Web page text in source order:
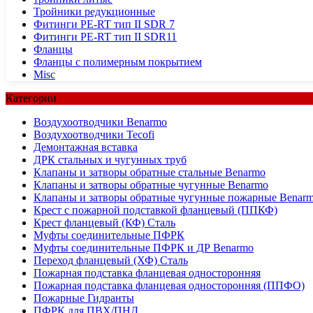
Тройники редукционные
Фитинги PE-RT тип II SDR 7
Фитинги PE-RT тип II SDR11
Фланцы
Фланцы с полимерным покрытием
Misc
Категории
Воздухоотводчики Benarmo
Воздухоотводчики Tecofi
Демонтажная вставка
ДРК стальных и чугунных труб
Клапаны и затворы обратные стальные Benarmo
Клапаны и затворы обратные чугунные Benarmo
Клапаны и затворы обратные чугунные пожарные
Крест с пожарной подставкой фланцевый (ППКФ)
Крест фланцевый (КФ) Сталь
Муфты соединительные ПФРК
Муфты соединительные ПФРК и ДР Benarmo
Переход фланцевый (ХФ) Сталь
Пожарная подставка фланцевая односторонняя
Пожарная подставка фланцевая односторонняя (ППФО)
Пожарные Гидранты
ПФРК для ПВХ/ПНД